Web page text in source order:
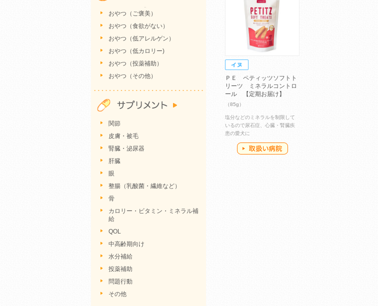
ＰＥ ペティッツソフトト
リーツ ミネラルコントロ
ール 【定期お届け】
（85g）
塩分などのミネラルを制限して
いるので尿石症、心臓・腎臓疾
患の愛犬に
おやつ（ご褒美）
おやつ（食欲がない）
おやつ（低アレルゲン）
おやつ（低カロリー)
おやつ（投薬補助）
おやつ（その他）
関節
皮膚・被毛
腎臓・泌尿器
肝臓
眼
整腸（乳酸菌・繊維など）
骨
カロリー・ビタミン・ミネラル補
給
QOL
中高齢期向け
水分補給
投薬補助
問題行動
その他